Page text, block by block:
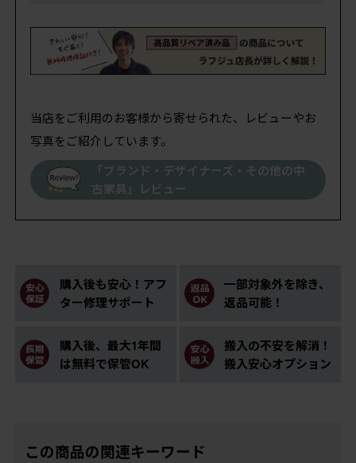
当店をご利用のお客様から寄せられた、レビューやお
写真をご紹介しています。
「ブランド・デザイナーズ・その他の中
古家具」レビュー
購入後も安心！アフ
ター修理サポート
一部対象外を除き、
返品可能！
購入後、最大1年間
は無料で保管OK
搬入の不安を解消！
搬入安心オプション
この商品の関連キーワード